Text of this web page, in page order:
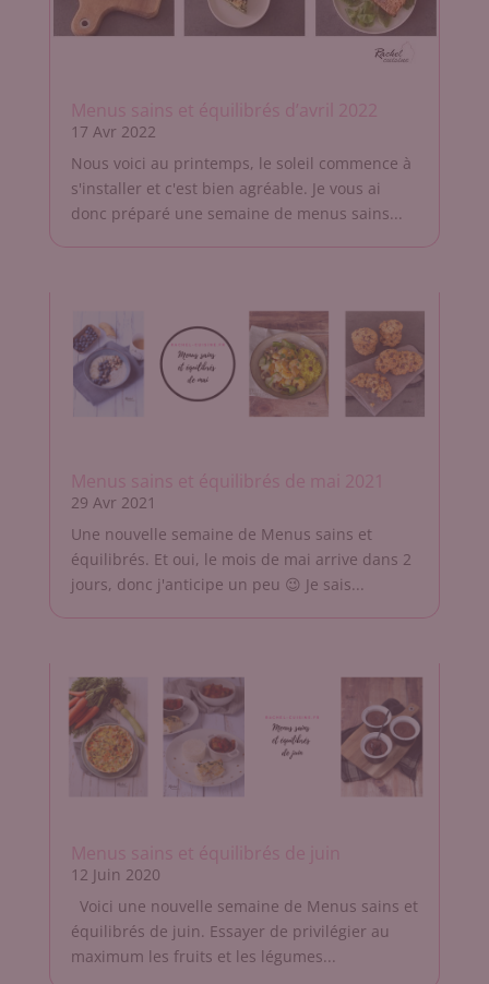
Menus sains et équilibrés d’avril 2022
17 Avr 2022
Nous voici au printemps, le soleil commence à
s'installer et c'est bien agréable. Je vous ai
donc préparé une semaine de menus sains...
Menus sains et équilibrés de mai 2021
29 Avr 2021
Une nouvelle semaine de Menus sains et
équilibrés. Et oui, le mois de mai arrive dans 2
jours, donc j'anticipe un peu 😉 Je sais...
Menus sains et équilibrés de juin
12 Juin 2020
Voici une nouvelle semaine de Menus sains et
équilibrés de juin. Essayer de privilégier au
maximum les fruits et les légumes...